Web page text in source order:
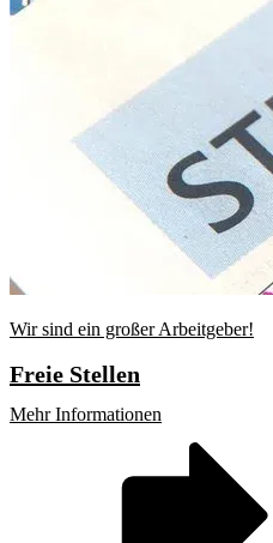
Wir sind ein großer Arbeitgeber!
Freie Stellen
Mehr Informationen